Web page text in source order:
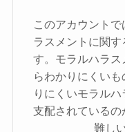
このアカウント
ラスメントに関す
す。モラルハラ
らわかりにくい
りにくいモラル
支配されている
難し